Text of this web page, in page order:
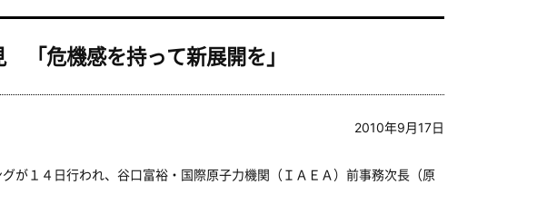
危機感を持って新展開を」
2010年9月17日
が１４日行われ、谷口富裕・国際原子力機関（ＩＡＥＡ）前事務次長（原